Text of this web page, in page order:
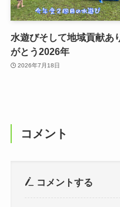
水遊びそして地域貢献あ
がとう2026年
2026年7月18日
コメント
コメントする